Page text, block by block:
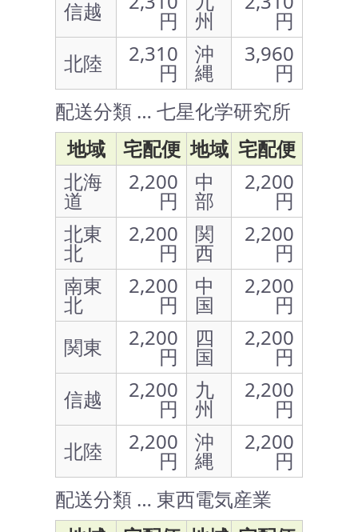
信越
円 州
円
北陸
2,310
円
沖
縄
3,960
円
配送分類 … 七星化学研究所
地域
宅配便 地域 宅配便
北海
道
2,200
円
中
部
2,200
円
北東
北
2,200
円
関
西
2,200
円
南東
北
2,200
円
中
国
2,200
円
関東
2,200
円
四
国
2,200
円
信越
2,200
円
九
州
2,200
円
北陸
2,200
円
沖
縄
2,200
円
配送分類 … 東西電気産業